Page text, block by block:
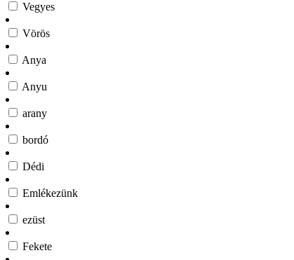
Vegyes
Vörös
Anya
Anyu
arany
bordó
Dédi
Emlékezünk
ezüst
Fekete